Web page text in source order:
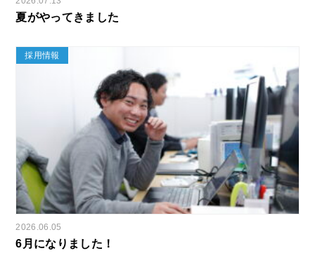
夏がやってきました
採用情報
2026.06.05
6月になりました！